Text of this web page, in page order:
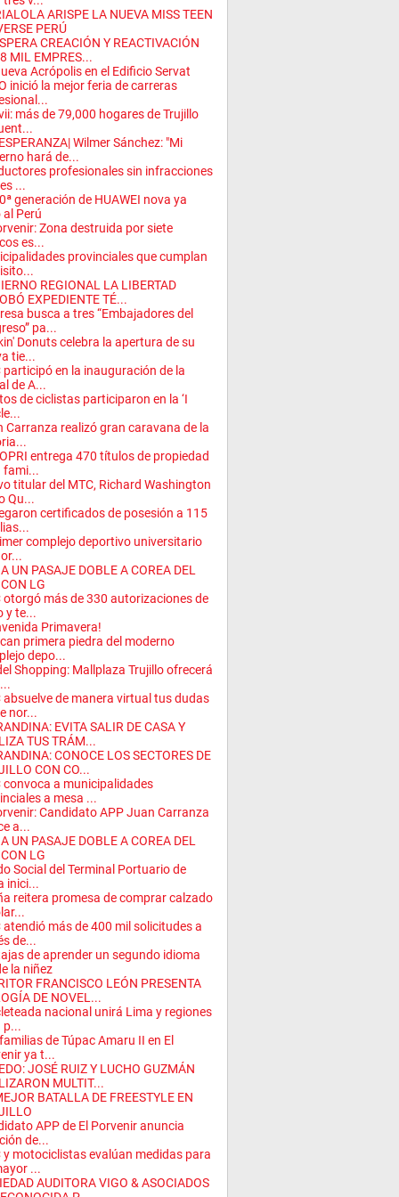
ARISPE LA NUEVA MISS TEEN
PERÚ
CREACIÓN Y REACTIVACIÓN
MIL EMPRES...
Acrópolis en el Edificio Servat
inició la mejor feria de carreras
más de 79,000 hogares de Trujillo
Wilmer Sánchez: "Mi
hará de...
profesionales sin infracciones
...
generación de HUAWEI nova ya
al Perú
Zona destruida por siete
es...
provinciales que cumplan
REGIONAL LA LIBERTAD
EXPEDIENTE TÉ...
busca a tres “Embajadores del
pa...
Donuts celebra la apertura de su
tie...
participó en la inauguración de la
de A...
de ciclistas participaron en la ‘I
Carranza realizó gran caravana de la
entrega 470 títulos de propiedad
fami...
titular del MTC, Richard Washington
Qu...
certificados de posesión a 115
complejo deportivo universitario
UN PASAJE DOBLE A COREA DEL
LG
otorgó más de 330 autorizaciones de
y te...
Primavera!
primera piedra del moderno
depo...
Shopping: Mallplaza Trujillo ofrecerá
absuelve de manera virtual tus dudas
nor...
EVITA SALIR DE CASA Y
TUS TRÁM...
CONOCE LOS SECTORES DE
CON CO...
convoca a municipalidades
a mesa ...
Candidato APP Juan Carranza
a...
UN PASAJE DOBLE A COREA DEL
LG
Social del Terminal Portuario de
inici...
reitera promesa de comprar calzado
atendió más de 400 mil solicitudes a
de...
de aprender un segundo idioma
la niñez
FRANCISCO LEÓN PRESENTA
DE NOVEL...
nacional unirá Lima y regiones
p...
de Túpac Amaru II en El
ya t...
JOSÉ RUIZ Y LUCHO GUZMÁN
MULTIT...
BATALLA DE FREESTYLE EN
APP de El Porvenir anuncia
de...
y motociclistas evalúan medidas para
...
AUDITORA VIGO & ASOCIADOS